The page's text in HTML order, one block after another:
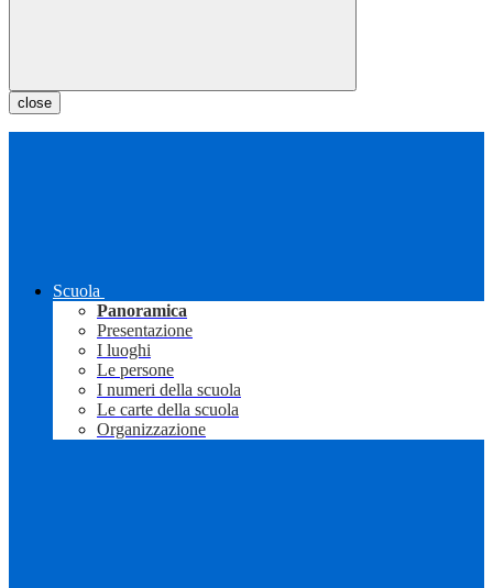
close
Scuola
Panoramica
Presentazione
I luoghi
Le persone
I numeri della scuola
Le carte della scuola
Organizzazione